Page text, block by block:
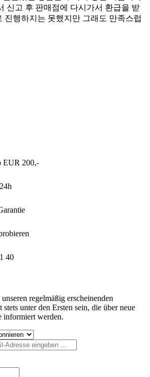
신고 후 판매점에 다시가서 환급을 받
진행하지는 못했지만 그래도 만족스럽
EUR 200,-
40
regelmäßig erscheinenden
unter den Ersten sein, die über neue
informiert werden.